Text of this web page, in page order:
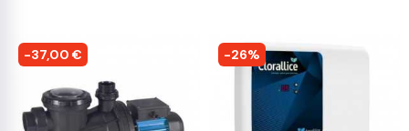
-37,00 € -26%